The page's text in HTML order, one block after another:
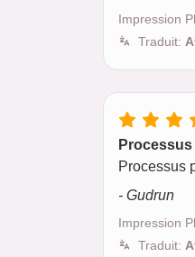
Impression
Traduit:
Processus
- Gudrun
Impression
Traduit: